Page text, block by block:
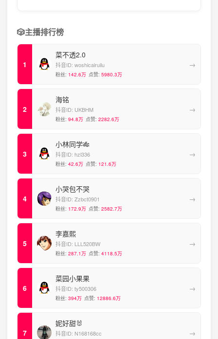
🎲主播排行榜
菜不透2.0
抖音ID: woshicairuilu
粉丝: 142.6万 点赞: 5980.3万
→
海铭
抖音ID: UKBHM
粉丝: 94.8万 点赞: 2282.6万
→
小林同学🎋
抖音ID: hzl336
粉丝: 42.6万 点赞: 121.6万
→
小哭包不哭
抖音ID: Zzbct0901
粉丝: 172.9万 点赞: 2582.7万
→
李嘉熙
抖音ID: LLL520BW
粉丝: 287.1万 点赞: 4118.5万
→
菜园小果果
抖音ID: ty500306
粉丝: 394万 点赞: 12886.6万
→
妮好甜🐰
抖音ID: N168168cc →